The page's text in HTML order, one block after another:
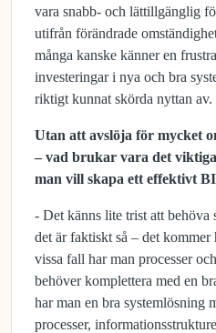
vara snabb- och lättillgänglig
utifrån förändrade
många kanske känner en
investeringar i nya och bra
riktigt kunnat skörda nyttan av.
Utan att avslöja för mycket
– vad brukar vara det
man vill skapa ett effektivt
- Det känns lite trist att behöva
det är faktiskt så – det kommer
vissa fall har man processer
behöver komplettera med en
har man en bra systemlösning
processer,